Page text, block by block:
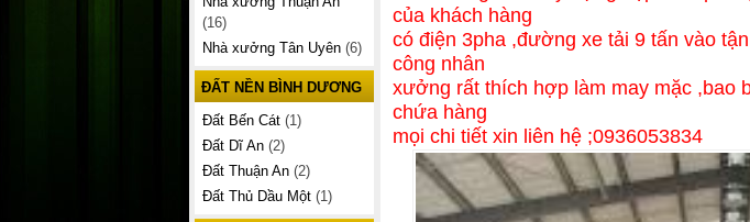
của khách hàng
có điện 3pha ,đường xe tải 9 tấn vào
công nhân
xưởng rất thích hợp làm may mặc ,bao
chứa hàng
mọi chi tiết xin liên hệ ;0936053834
(16)
Nhà xưởng Tân Uyên (6)
ĐẤT NỀN BÌNH DƯƠNG
Đất Bến Cát (1)
Đất Dĩ An (2)
Đất Thuận An (2)
Đất Thủ Dầu Một (1)